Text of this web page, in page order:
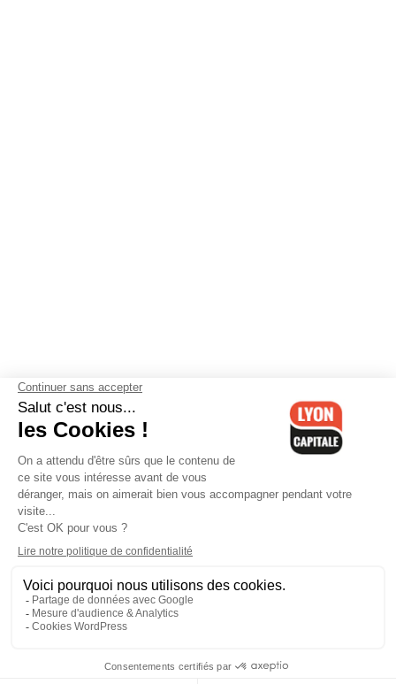
Contactez-nous-Mentions légales-CGV-Politique de
confidentialité-Gestion des cookies
Cedex 06